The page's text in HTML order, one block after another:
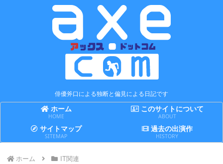
俳優斧口による独断と偏見による日記です
ホーム
HOME
このサイトについて
ABOUT
サイトマップ
SITEMAP
過去の出演作
HISTORY
ホーム IT関連